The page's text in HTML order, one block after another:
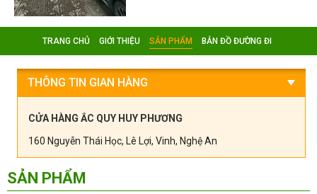
TRANG CHỦ GIỚI THIỆU SẢN PHẨM BẢN ĐỒ ĐƯỜNG ĐI
THÔNG TIN GIAN HÀNG
CỬA HÀNG ẮC QUY HUY PHƯƠNG
160 Nguyễn Thái Học, Lê Lợi, Vinh, Nghệ An
SẢN PHẨM